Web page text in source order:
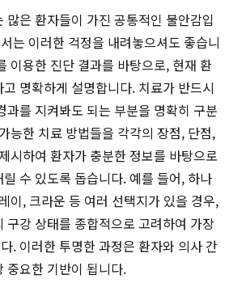
많은 환자들이 가진 공통적인 불안감입
는 이러한 걱정을 내려놓으셔도 좋습니
이용한 진단 결과를 바탕으로, 현재 환
명확하게 설명합니다. 치료가 반드시
과를 지켜봐도 되는 부분을 명확히 구분
능한 치료 방법들을 각각의 장점, 단점,
시하여 환자가 충분한 정보를 바탕으로
수 있도록 돕습니다. 예를 들어, 하나
이, 크라운 등 여러 선택지가 있을 경우,
구강 상태를 종합적으로 고려하여 가장
. 이러한 투명한 과정은 환자와 의사 간
중요한 기반이 됩니다.